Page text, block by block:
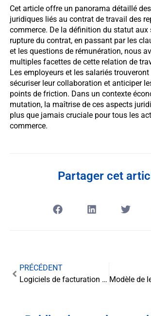
Cet article offre un panorama détaillé
juridiques liés au contrat de travail des
commerce. De la définition du statut aux
rupture du contrat, en passant par les
et les questions de rémunération, nous
multiples facettes de cette relation de
Les employeurs et les salariés
sécuriser leur collaboration et anticiper
points de friction. Dans un contexte
mutation, la maîtrise de ces aspects
plus que jamais cruciale pour tous les
commerce.
Partager cet
PRÉCÉDENT
Logiciels de facturation et conformité aux normes ISO de sécurité des données : enjeux juridiques et techniques